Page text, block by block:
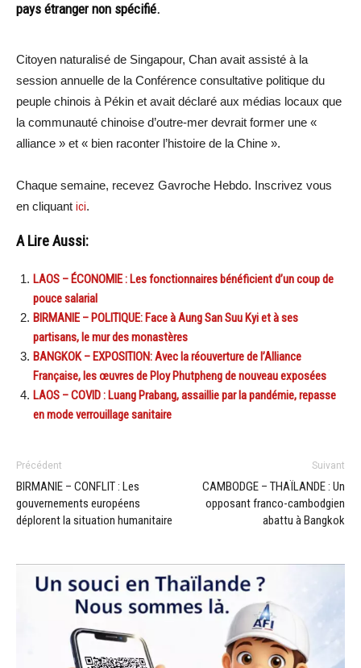
pays étranger non spécifié.
Citoyen naturalisé de Singapour, Chan avait assisté à la
session annuelle de la Conférence consultative politique du
peuple chinois à Pékin et avait déclaré aux médias locaux que
la communauté chinoise d’outre-mer devrait former une «
alliance » et « bien raconter l’histoire de la Chine ».
Chaque semaine, recevez Gavroche Hebdo. Inscrivez vous
en cliquant ici.
A Lire Aussi:
LAOS – ÉCONOMIE : Les fonctionnaires bénéficient d’un coup de
pouce salarial
BIRMANIE – POLITIQUE: Face à Aung San Suu Kyi et à ses
partisans, le mur des monastères
BANGKOK – EXPOSITION: Avec la réouverture de l’Alliance
Française, les œuvres de Ploy Phutpheng de nouveau exposées
LAOS – COVID : Luang Prabang, assaillie par la pandémie, repasse
en mode verrouillage sanitaire
Précédent
BIRMANIE – CONFLIT : Les
gouvernements européens
déplorent la situation humanitaire
Suivant
CAMBODGE – THAÏLANDE : Un
opposant franco-cambodgien
abattu à Bangkok